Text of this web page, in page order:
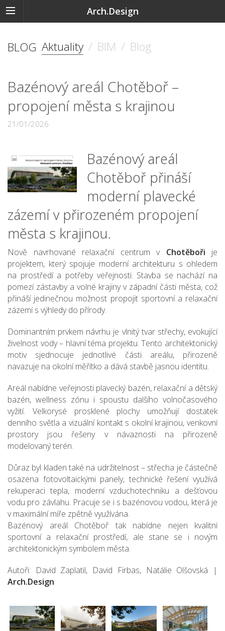
Arch.Design
BLOG Aktuality / BIM / Blog
Bazénový areál Chotěboř –
propojení města s krajinou
21/01/2026
Bazénový areál
Chotěboř přináší
moderní plavecké
zázemí v přirozeném propojení
města s krajinou.
Nově navrhované relaxační centrum v Chotěboři
je
projektem, který spojuje moderní architekturu s ohledem
na prostředí a potřeby veřejnosti. Stavba se nachází na
pomezí zástavby a volné krajiny v západní části města, což
přináší jedinečnou možnost propojit sportovní a relaxační
zázemí s výhledy do přírody.
Dominantním prvkem návrhu je vlnitý tvar střechy, evokující
živelnost vody – hlavní téma projektu. Tento architektonický
motiv sjednocuje jednotlivé části areálu, přirozeně
navazuje na okolní měřítko a dává stavbě jasnou identitu.
Areál nabídne veřejnosti plavecký bazén, relaxační a dětský
bazén, wellness zónu i spoustu dalšího volnočasového
vyžití. Velkorysé prosklené plochy umožňují dostatek
denního světla a vizuální kontakt s okolní krajinou, venkovní
prostory jsou řešeny v návaznosti na přirozeně
modelovaný terén.
Důraz byl kladen také na udržitelnost – střecha je částečně
osazena fotovoltaickými panely, technické řešení využívá
rekuperaci tepla, moderní vzduchotechniku a dešťovou
vodu pro závlahu. Pracuje se i s bazénovou vodou, která je
v maximální míře zpětně využívána.
Bazénový areál Chotěboř tak nabídne nejen kvalitní
sportovní a relaxační prostředí, ale stane se i novým
architektonickým symbolem města.
Autoři: David Zaplatil, David Firbas, Natálie Olšovská |
Arch.Design